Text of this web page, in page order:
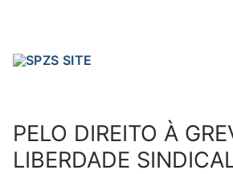
PELO DIREITO À
LIBERDADE